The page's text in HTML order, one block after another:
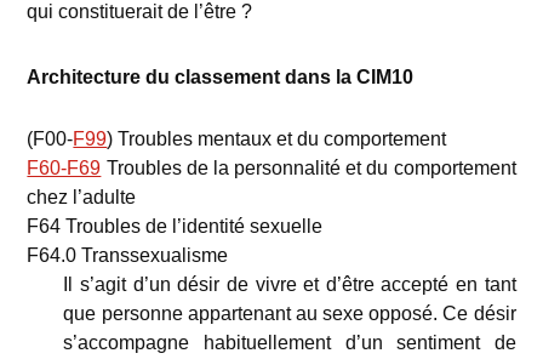
qui constituerait de l’être ?
Architecture du classement dans la CIM10
(F00-F99) Troubles mentaux et du comportement
F60-F69 Troubles de la personnalité et du comportement
chez l’adulte
F64 Troubles de l’identité sexuelle
F64.0 Transsexualisme
Il s’agit d’un désir de vivre et d’être accepté en tant
que personne appartenant au sexe opposé. Ce désir
s’accompagne habituellement d’un sentiment de